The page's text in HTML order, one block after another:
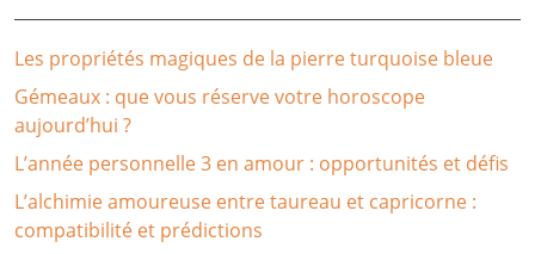
Les propriétés magiques de la pierre turquoise bleue
Gémeaux : que vous réserve votre horoscope
aujourd’hui ?
L’année personnelle 3 en amour : opportunités et défis
L’alchimie amoureuse entre taureau et capricorne :
compatibilité et prédictions